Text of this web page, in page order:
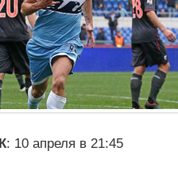
: 10 апреля в 21:45